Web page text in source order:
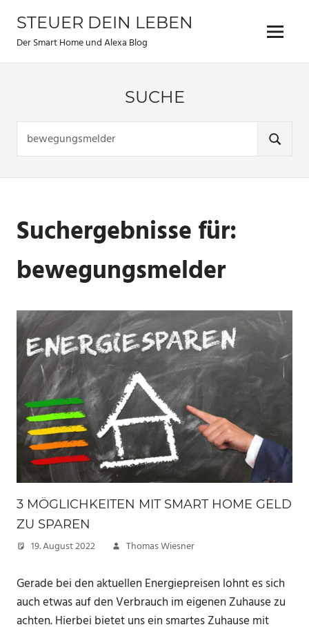
Inhalt
springen
STEUER DEIN LEBEN
Der Smart Home und Alexa Blog Menu
SUCHE
nach:
SUCHEN
Suchergebnisse für:
bewegungsmelder
3 MÖGLICHKEITEN MIT SMART HOME GELD
ZU SPAREN
19. August 2022 Thomas Wiesner
Gerade bei den aktuellen Energiepreisen lohnt es sich
auch etwas auf den Verbrauch im eigenen Zuhause zu
achten. Hierbei bietet uns ein smartes Zuhause mit